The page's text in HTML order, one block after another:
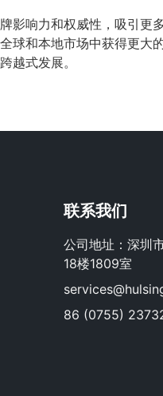
影响力和权威性，吸引更
球和本地市场中获得更大
越式发展。
联系我们
公司地址：深圳
18楼1809室
86 (0755)